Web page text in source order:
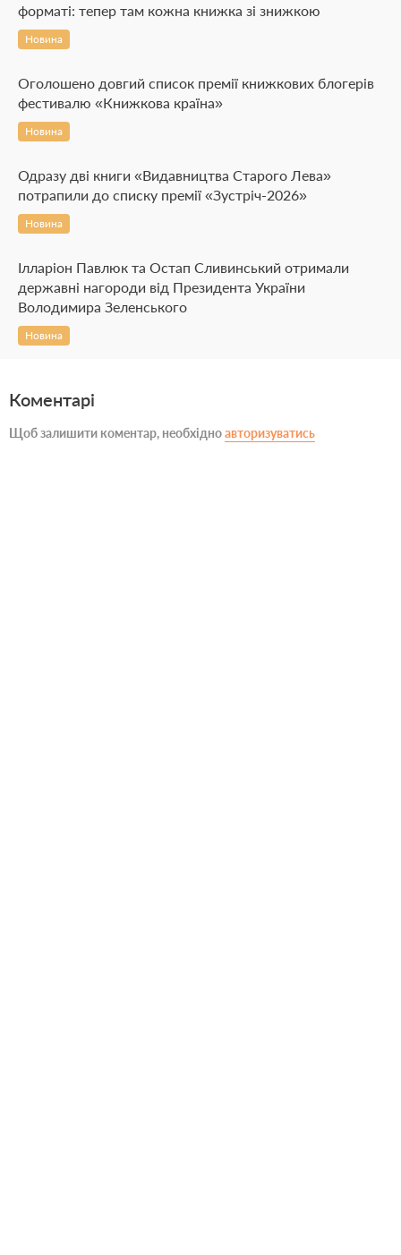
форматі: тепер там кожна книжка зі знижкою
Новина
Оголошено довгий список премії книжкових блогерів
фестивалю «Книжкова країна»
Новина
Одразу дві книги «Видавництва Старого Лева»
потрапили до списку премії «Зустріч-2026»
Новина
Ілларіон Павлюк та Остап Сливинський отримали
державні нагороди від Президента України
Володимира Зеленського
Новина
Коментарі
Щоб залишити коментар, необхідноавторизуватись